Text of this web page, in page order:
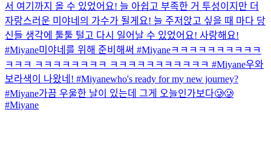
서 여기까지 올 수 있었어요! 늘 아쉽고 부족한 거 투성이지만 더
자랑스러운 미야네의 가수가 될게요! 늘 주저앉고 싶을 때 마다 당
신들 생각에 툴툴 털고 다시 일어날 수 있었어요! 사랑해요!
#Miyane미야네를 위해 준비해써 #Miyaneㅋㅋㅋㅋㅋㅋㅋㅋㅋㅋ
ㅋㅋㅋ ㅋㅋㅋㅋㅋㅋㅋㅋ ㅋㅋㅋㅋㅋㅋㅋㅋㅋㅋㅋ #Miyane우와
보라색이 나왔네! #Miyanewho's ready for my new journey?
#Miyane가끔 우울한 날이 있는데 그게 오늘인가보다🥲🥲
#Miyane